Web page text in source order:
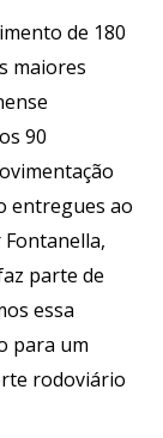
de 180
maiores
90
entregues ao
parte de
essa
para um
rodoviário